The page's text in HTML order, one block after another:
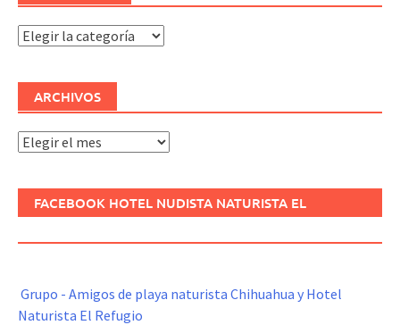
Categorías
ARCHIVOS
Archivos
FACEBOOK HOTEL NUDISTA NATURISTA EL
Grupo - Amigos de playa naturista Chihuahua y Hotel
Naturista El Refugio